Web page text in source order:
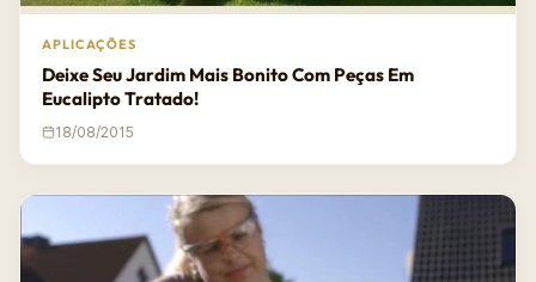
APLICAÇÕES
Deixe Seu Jardim Mais Bonito Com Peças Em
Eucalipto Tratado!
18/08/2015